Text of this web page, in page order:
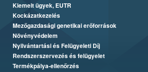
Kiemelt ügyek, EUTR
Kockázatkezelés
Mezőgazdasági genetikai erőforrások
Növényvédelem
Nyilvántartási és Felügyeleti Díj
Rendszerszervezés és felügyelet
Termékpálya-ellenőrzés